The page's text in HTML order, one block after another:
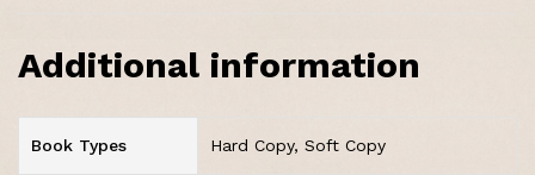
Additional information
Book Types Hard Copy, Soft Copy